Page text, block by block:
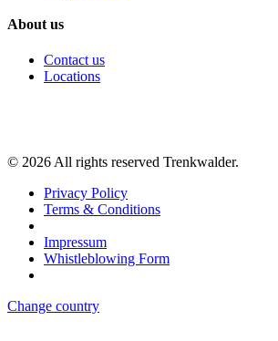
About us
Contact us
Locations
© 2026 All rights reserved Trenkwalder.
Privacy Policy
Terms & Conditions
Impressum
Whistleblowing Form
Change country